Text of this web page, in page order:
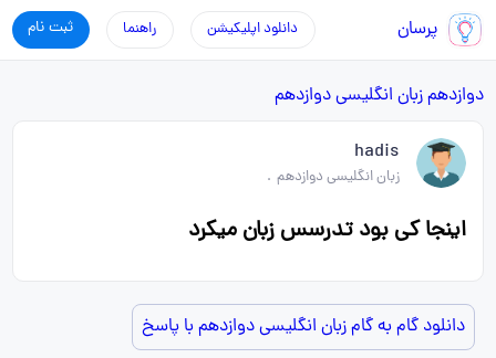
پرسان ثبت نام راهنما دانلود اپلیکیشن
دوازدهمزبان انگلیسی دوازدهم
hadis
زبان انگلیسی دوازدهم .
اینجا کی بود تدرسس زبان میکرد
دانلود گام به گام زبان انگلیسی دوازدهم با پاسخ